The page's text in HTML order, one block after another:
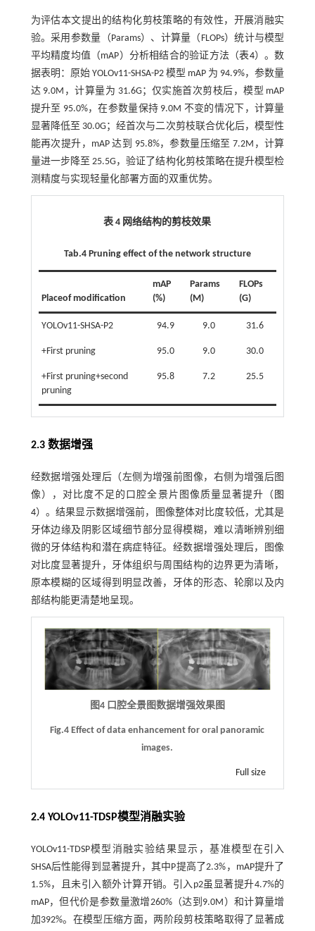
为评估本文提出的结构化剪枝策略的有效性，开展消融实
验。采用参数量（Params）、计算量（FLOPs）统计与模型
平均精度均值（mAP）分析相结合的验证方法（表4）。数
据表明：原始 YOLOv11-SHSA-P2 模型 mAP 为 94.9%，参数量
达 9.0M，计算量为 31.6G；仅实施首次剪枝后，模型 mAP
提升至 95.0%，在参数量保持 9.0M 不变的情况下，计算量
显著降低至 30.0G；经首次与二次剪枝联合优化后，模型性
能再次提升，mAP 达到 95.8%，参数量压缩至 7.2M，计算
量进一步降至 25.5G，验证了结构化剪枝策略在提升模型检
测精度与实现轻量化部署方面的双重优势。
表 4 网络结构的剪枝效果
Tab.4 Pruning effect of the network structure
Placeof modification
mAP
(%)
Params
(M)
FLOPs
(G)
YOLOv11-SHSA-P2 94.9 9.0 31.6
+First pruning 95.0 9.0 30.0
+First pruning+second
pruning
95.8 7.2 25.5
2.3 数据增强
经数据增强处理后（左侧为增强前图像，右侧为增强后图
像），对比度不足的口腔全景片图像质量显著提升（ 图
4）。结果显示数据增强前，图像整体对比度较低，尤其是
牙体边缘及阴影区域细节部分显得模糊，难以清晰辨别细
微的牙体结构和潜在病症特征。经数据增强处理后，图像
对比度显著提升，牙体组织与周围结构的边界更为清晰，
原本模糊的区域得到明显改善，牙体的形态、轮廓以及内
部结构能更清楚地呈现。
图4 口腔全景图数据增强效果图
Fig.4 Effect of data enhancement for oral panoramic
images.
Full size
2.4 YOLOv11-TDSP模型消融实验
YOLOv11-TDSP模型消融实验结果显示，基准模型在引入
SHSA后性能得到显著提升，其中P提高了2.3%，mAP提升了
1.5%，且未引入额外计算开销。引入p2虽显著提升4.7%的
mAP，但代价是参数量激增260%（达到9.0M）和计算量增
加392%。在模型压缩方面，两阶段剪枝策略取得了显著成